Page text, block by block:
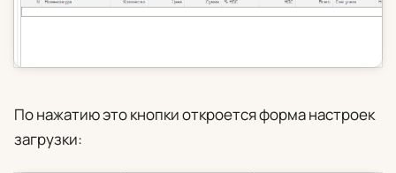
По нажатию это кнопки откроется форма настроек
загрузки: